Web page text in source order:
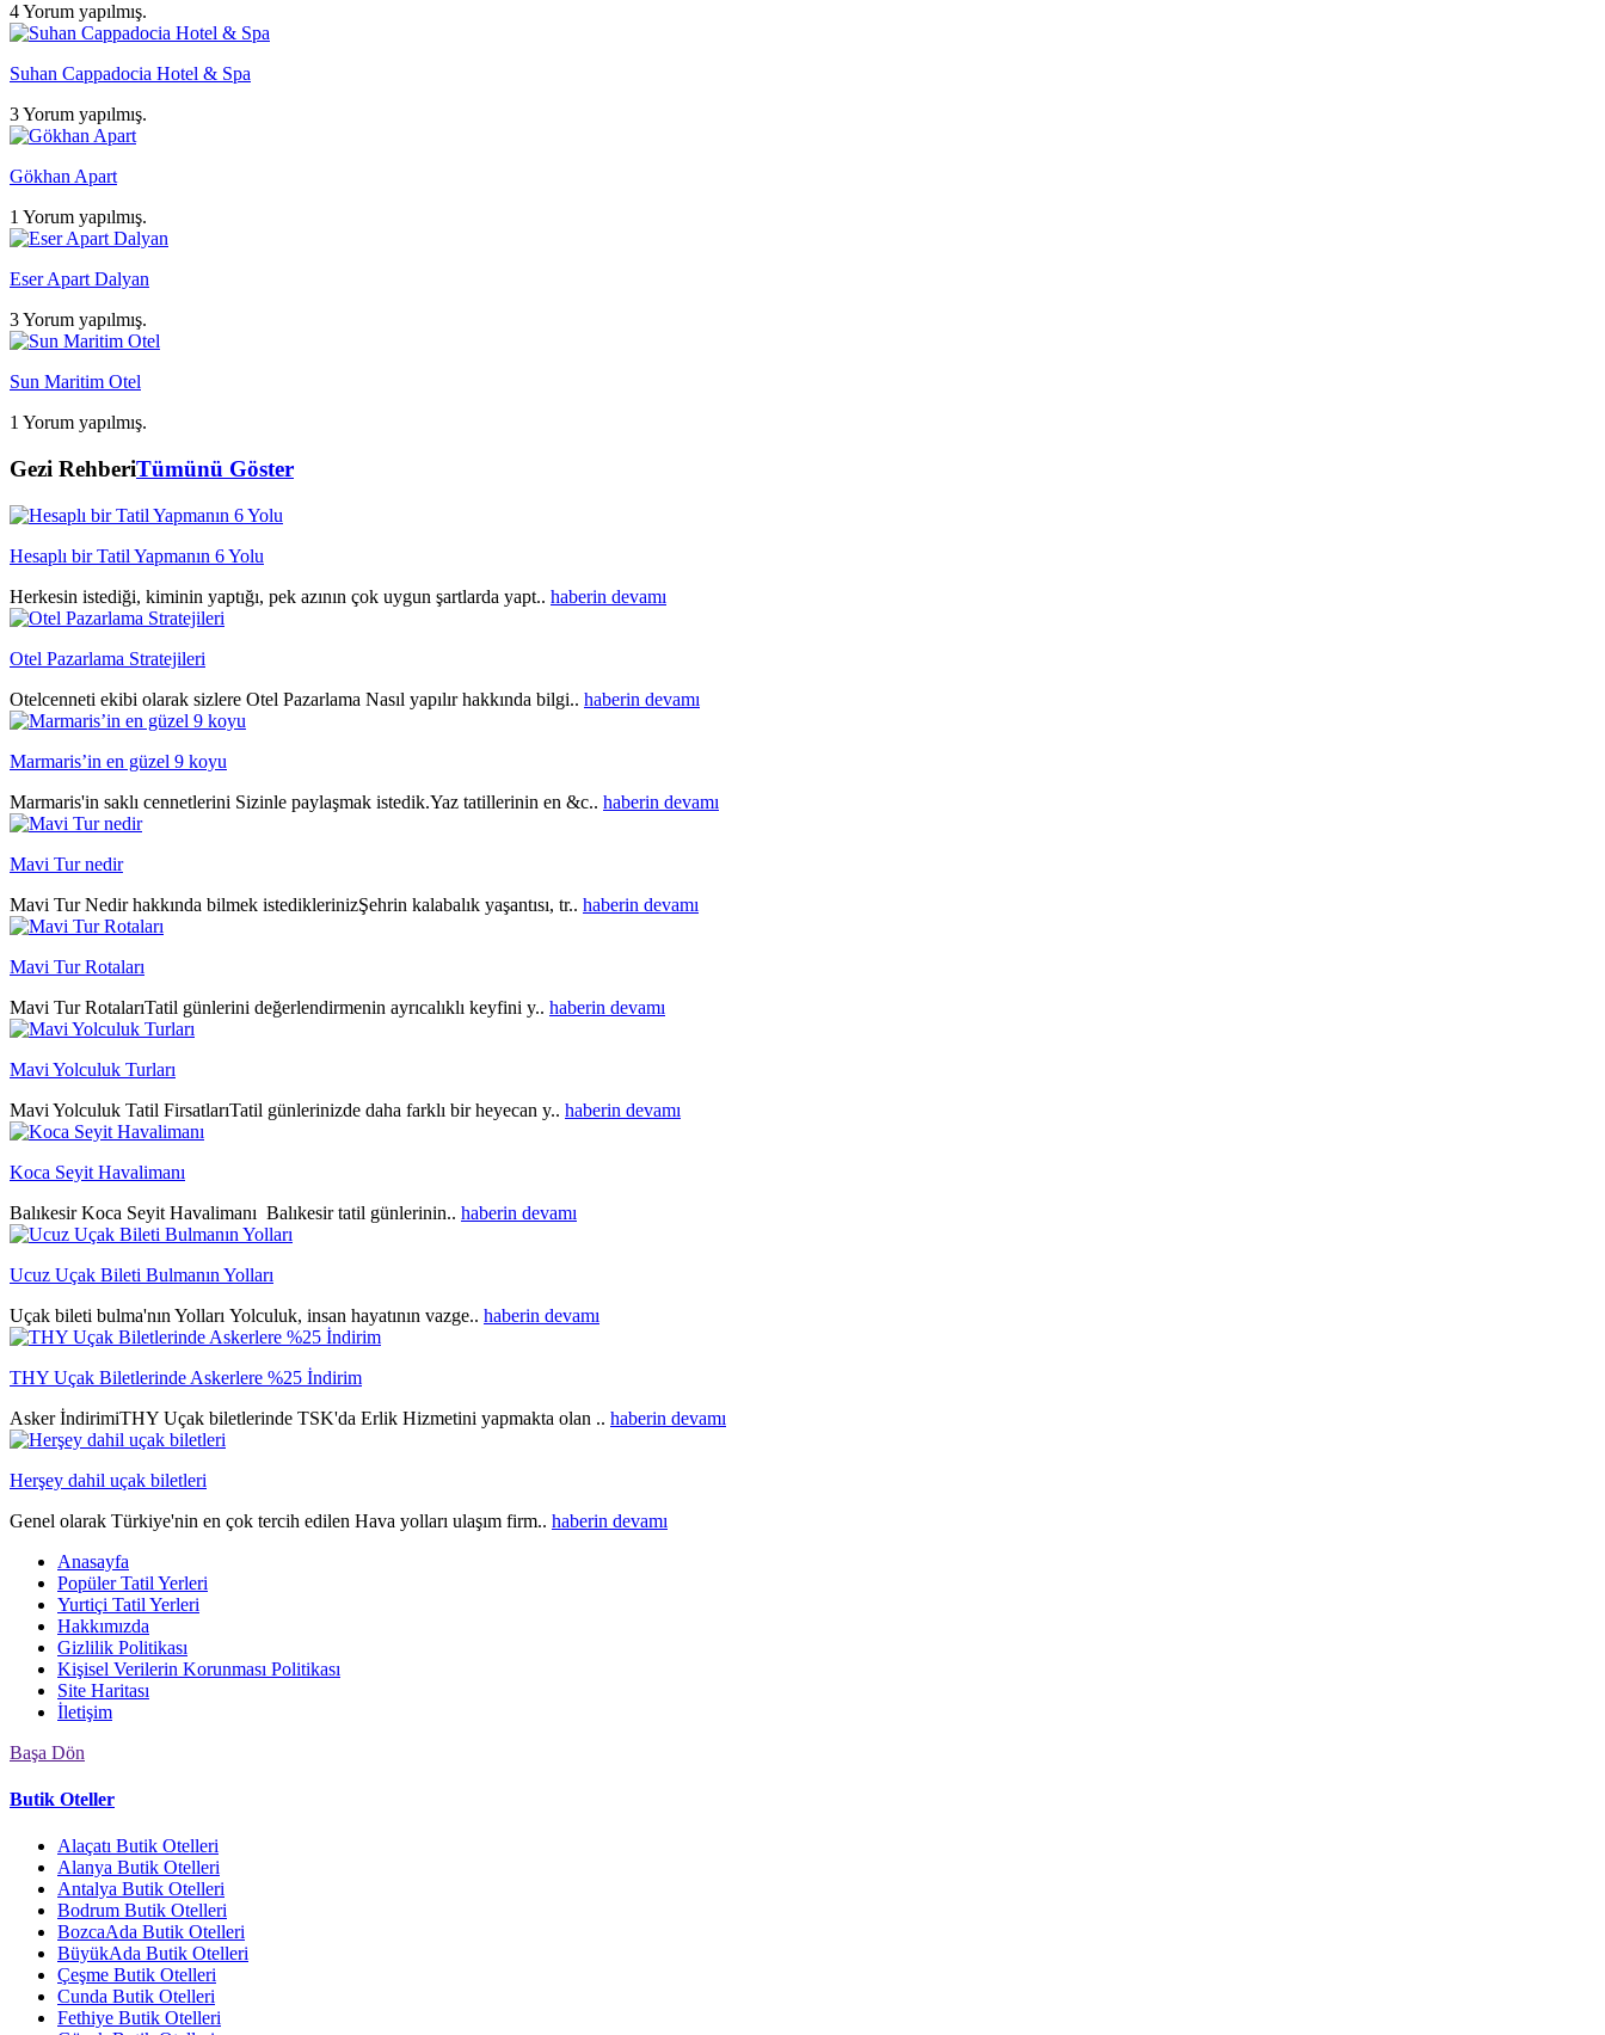
4 Yorum yapılmış.
Suhan Cappadocia Hotel & Spa
3 Yorum yapılmış.
Gökhan Apart
1 Yorum yapılmış.
Eser Apart Dalyan
3 Yorum yapılmış.
Sun Maritim Otel
1 Yorum yapılmış.
Gezi RehberiTümünü Göster
Hesaplı bir Tatil Yapmanın 6 Yolu
Herkesin istediği, kiminin yaptığı, pek azının çok uygun şartlarda yapt.. haberin devamı
Otel Pazarlama Stratejileri
Otelcenneti ekibi olarak sizlere Otel Pazarlama Nasıl yapılır hakkında bilgi.. haberin devamı
Marmaris’in en güzel 9 koyu
Marmaris'in saklı cennetlerini Sizinle paylaşmak istedik.Yaz tatillerinin en &c.. haberin devamı
Mavi Tur nedir
Mavi Tur Nedir hakkında bilmek istediklerinizŞehrin kalabalık yaşantısı, tr.. haberin devamı
Mavi Tur Rotaları
Mavi Tur RotalarıTatil günlerini değerlendirmenin ayrıcalıklı keyfini y.. haberin devamı
Mavi Yolculuk Turları
Mavi Yolculuk Tatil FirsatlarıTatil günlerinizde daha farklı bir heyecan y.. haberin devamı
Koca Seyit Havalimanı
Balıkesir Koca Seyit Havalimanı Balıkesir tatil günlerinin.. haberin devamı
Ucuz Uçak Bileti Bulmanın Yolları
Uçak bileti bulma'nın Yolları Yolculuk, insan hayatının vazge.. haberin devamı
THY Uçak Biletlerinde Askerlere %25 İndirim
Asker İndirimiTHY Uçak biletlerinde TSK'da Erlik Hizmetini yapmakta olan .. haberin devamı
Herşey dahil uçak biletleri
Genel olarak Türkiye'nin en çok tercih edilen Hava yolları ulaşım firm.. haberin devamı
Anasayfa
Popüler Tatil Yerleri
Yurtiçi Tatil Yerleri
Hakkımızda
Gizlilik Politikası
Kişisel Verilerin Korunması Politikası
Site Haritası
İletişim
Başa Dön
Butik Oteller
Alaçatı Butik Otelleri
Alanya Butik Otelleri
Antalya Butik Otelleri
Bodrum Butik Otelleri
BozcaAda Butik Otelleri
BüyükAda Butik Otelleri
Çeşme Butik Otelleri
Cunda Butik Otelleri
Fethiye Butik Otelleri